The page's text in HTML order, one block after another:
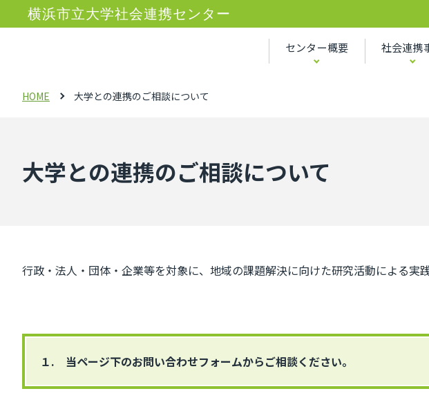
横浜市立大学社会連携センター
センター概要 社会連携
HOME 大学との連携のご相談について
大学との連携のご相談について
行政・法人・団体・企業等を対象に、地域の課題解決に向けた研究活動による実
１. 当ページ下のお問い合わせフォームからご相談ください。